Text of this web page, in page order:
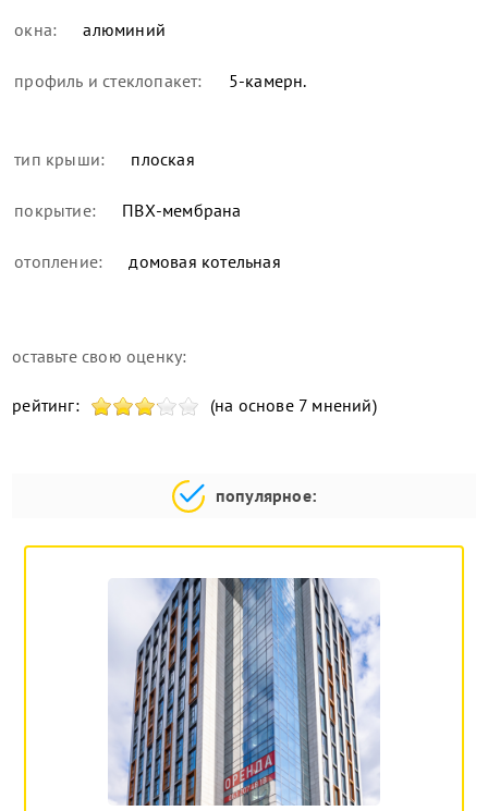
окна: алюминий
профиль и стеклопакет: 5-камерн.
тип крыши: плоская
покрытие: ПВХ-мембрана
отопление: домовая котельная
оставьте свою оценку:
рейтинг: (на основе 7 мнений)
популярное: